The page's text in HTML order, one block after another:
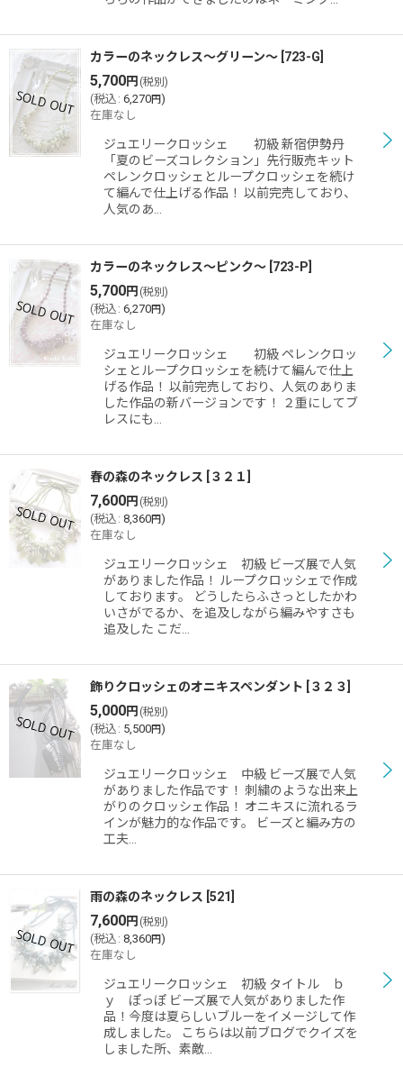
カラーのネックレス〜グリーン〜 723-G
5,700円 (税別)
(税込 : 6,270円)
在庫なし
ジュエリークロッシェ 初級 新宿伊勢丹
「夏のビーズコレクション」先行販売キット
ペレンクロッシェとループクロッシェを続け
て編んで仕上げる作品！ 以前完売しており、
人気のあ…
カラーのネックレス〜ピンク〜 723-P
5,700円 (税別)
(税込 : 6,270円)
在庫なし
ジュエリークロッシェ 初級 ペレンクロッ
シェとループクロッシェを続けて編んで仕上
げる作品！ 以前完売しており、人気のありま
した作品の新バージョンです！ ２重にしてブ
レスにも…
春の森のネックレス ３２１
7,600円 (税別)
(税込 : 8,360円)
在庫なし
ジュエリークロッシェ 初級 ビーズ展で人気
がありました作品！ ループクロッシェで作成
しております。 どうしたらふさっとしたかわ
いさがでるか、を追及しながら編みやすさも
追及した こだ…
飾りクロッシェのオニキスペンダント ３２３
5,000円 (税別)
(税込 : 5,500円)
在庫なし
ジュエリークロッシェ 中級 ビーズ展で人気
がありました作品です！ 刺繍のような出来上
がりのクロッシェ作品！ オニキスに流れるラ
インが魅力的な作品です。 ビーズと編み方の
工夫…
雨の森のネックレス 521
7,600円 (税別)
(税込 : 8,360円)
在庫なし
ジュエリークロッシェ 初級 タイトル ｂ
ｙ ぽっぽ ビーズ展で人気がありました作
品！今度は夏らしいブルーをイメージして作
成しました。 こちらは以前ブログでクイズを
しました所、素敵…